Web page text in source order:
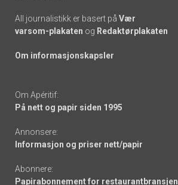
All journalistikk er basert på Vær
varsom-plakaten og Redaktørplakaten
Om informasjonskapsler
Om Apéritif:
På nett og papir siden 1995
Annonsere:
Informasjon og priser nett/papir
Abonnere:
Papirabonnement for restaurantbransjen